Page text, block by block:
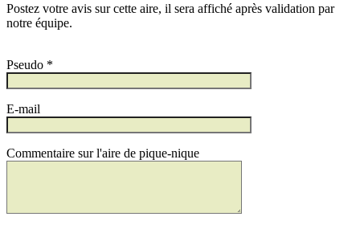
Postez votre avis sur cette aire, il sera affiché après validation par
notre équipe.
Pseudo *
E-mail
Commentaire sur l'aire de pique-nique